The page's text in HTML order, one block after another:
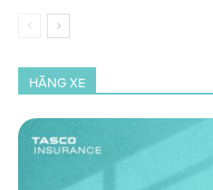
HÃNG XE